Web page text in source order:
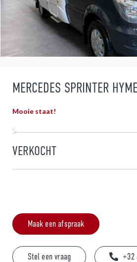
MERCEDES SPRINTER
Mooie staat!
VERKOCHT
Maak een afspraak
Stel een vraag +32